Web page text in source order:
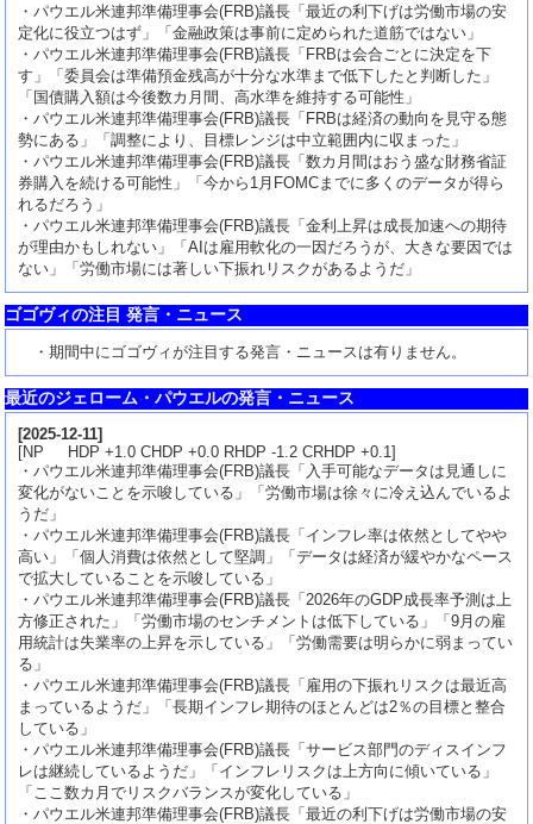
・パウエル米連邦準備理事会(FRB)議長「最近の利下げは労働市場の安
定化に役立つはず」「金融政策は事前に定められた道筋ではない」
・パウエル米連邦準備理事会(FRB)議長「FRBは会合ごとに決定を下
す」「委員会は準備預金残高が十分な水準まで低下したと判断した」
「国債購入額は今後数カ月間、高水準を維持する可能性」
・パウエル米連邦準備理事会(FRB)議長「FRBは経済の動向を見守る態
勢にある」「調整により、目標レンジは中立範囲内に収まった」
・パウエル米連邦準備理事会(FRB)議長「数カ月間はおう盛な財務省証
券購入を続ける可能性」「今から1月FOMCまでに多くのデータが得ら
れるだろう」
・パウエル米連邦準備理事会(FRB)議長「金利上昇は成長加速への期待
が理由かもしれない」「AIは雇用軟化の一因だろうが、大きな要因では
ない」「労働市場には著しい下振れリスクがあるようだ」
ゴゴヴィの注目 発言・ニュース
・期間中にゴゴヴィが注目する発言・ニュースは有りません。
最近のジェローム・パウエルの発言・ニュース
[2025-12-11]
[NP HDP +1.0 CHDP +0.0 RHDP -1.2 CRHDP +0.1]
・パウエル米連邦準備理事会(FRB)議長「入手可能なデータは見通しに
変化がないことを示唆している」「労働市場は徐々に冷え込んでいるよ
うだ」
・パウエル米連邦準備理事会(FRB)議長「インフレ率は依然としてやや
高い」「個人消費は依然として堅調」「データは経済が緩やかなペース
で拡大していることを示唆している」
・パウエル米連邦準備理事会(FRB)議長「2026年のGDP成長率予測は上
方修正された」「労働市場のセンチメントは低下している」「9月の雇
用統計は失業率の上昇を示している」「労働需要は明らかに弱まってい
る」
・パウエル米連邦準備理事会(FRB)議長「雇用の下振れリスクは最近高
まっているようだ」「長期インフレ期待のほとんどは2％の目標と整合
している」
・パウエル米連邦準備理事会(FRB)議長「サービス部門のディスインフ
レは継続しているようだ」「インフレリスクは上方向に傾いている」
「ここ数カ月でリスクバランスが変化している」
・パウエル米連邦準備理事会(FRB)議長「最近の利下げは労働市場の安